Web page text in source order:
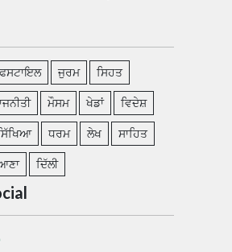
ਜੁਰਮ ਸਿਹਤ
ਮੌਸਮ ਖੇਡਾਂ ਵਿਦੇਸ਼
ਧਰਮ ਲੇਖ ਸਾਹਿਤ
ਦਿੱਲੀ